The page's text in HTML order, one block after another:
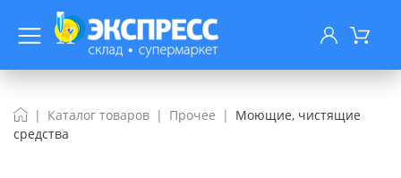
Каталог товаров Прочее
Моющие, чистящие
средства